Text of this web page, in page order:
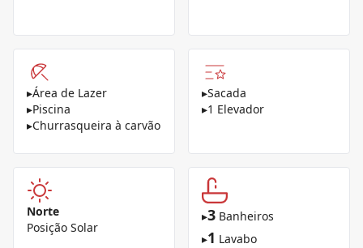
▸Área de Lazer
▸Piscina
▸Churrasqueira à carvão
▸Sacada
▸1 Elevador
Norte
Posição Solar
▸3 Banheiros
▸1 Lavabo